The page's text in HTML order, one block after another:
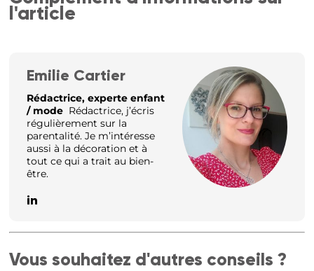
l'article
Emilie Cartier
Rédactrice, experte enfant
/ mode Rédactrice, j’écris
régulièrement sur la
parentalité. Je m’intéresse
aussi à la décoration et à
tout ce qui a trait au bien-
être.
Vous souhaitez d'autres conseils ?